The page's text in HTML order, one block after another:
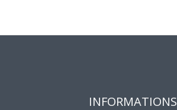
INFORMATIONS